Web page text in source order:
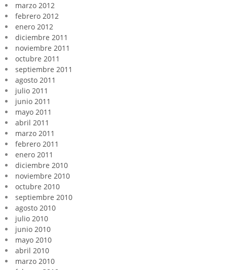
marzo 2012
febrero 2012
enero 2012
diciembre 2011
noviembre 2011
octubre 2011
septiembre 2011
agosto 2011
julio 2011
junio 2011
mayo 2011
abril 2011
marzo 2011
febrero 2011
enero 2011
diciembre 2010
noviembre 2010
octubre 2010
septiembre 2010
agosto 2010
julio 2010
junio 2010
mayo 2010
abril 2010
marzo 2010